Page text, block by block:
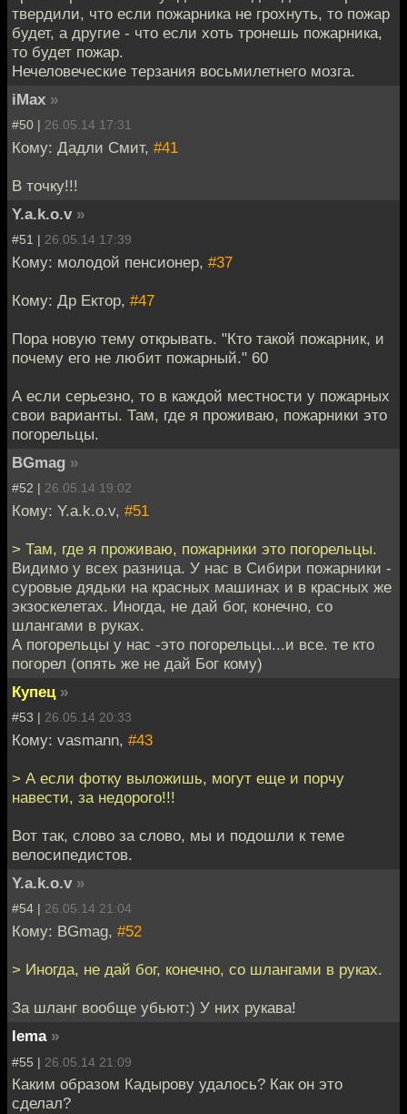
твердили, что если пожарника не грохнуть, то пожар
будет, а другие - что если хоть тронешь пожарника,
то будет пожар.
Нечеловеческие терзания восьмилетнего мозга.
iMax »
#50 | 26.05.14 17:31
Кому: Дадли Смит, #41
В точку!!!
Y.a.k.o.v »
#51 | 26.05.14 17:39
Кому: молодой пенсионер, #37
Кому: Др Ектор, #47
Пора новую тему открывать. "Кто такой пожарник, и
почему его не любит пожарный." 60
А если серьезно, то в каждой местности у пожарных
свои варианты. Там, где я проживаю, пожарники это
погорельцы.
BGmag »
#52 | 26.05.14 19:02
Кому: Y.a.k.o.v, #51
> Там, где я проживаю, пожарники это погорельцы.
Видимо у всех разница. У нас в Сибири пожарники -
суровые дядьки на красных машинах и в красных же
экзоскелетах. Иногда, не дай бог, конечно, со
шлангами в руках.
А погорельцы у нас -это погорельцы...и все. те кто
погорел (опять же не дай Бог кому)
Купец »
#53 | 26.05.14 20:33
Кому: vasmann, #43
> А если фотку выложишь, могут еще и порчу
навести, за недорого!!!
Вот так, слово за слово, мы и подошли к теме
велосипедистов.
Y.a.k.o.v »
#54 | 26.05.14 21:04
Кому: BGmag, #52
> Иногда, не дай бог, конечно, со шлангами в руках.
За шланг вообще убьют:) У них рукава!
lema »
#55 | 26.05.14 21:09
Каким образом Кадырову удалось? Как он это
сделал?